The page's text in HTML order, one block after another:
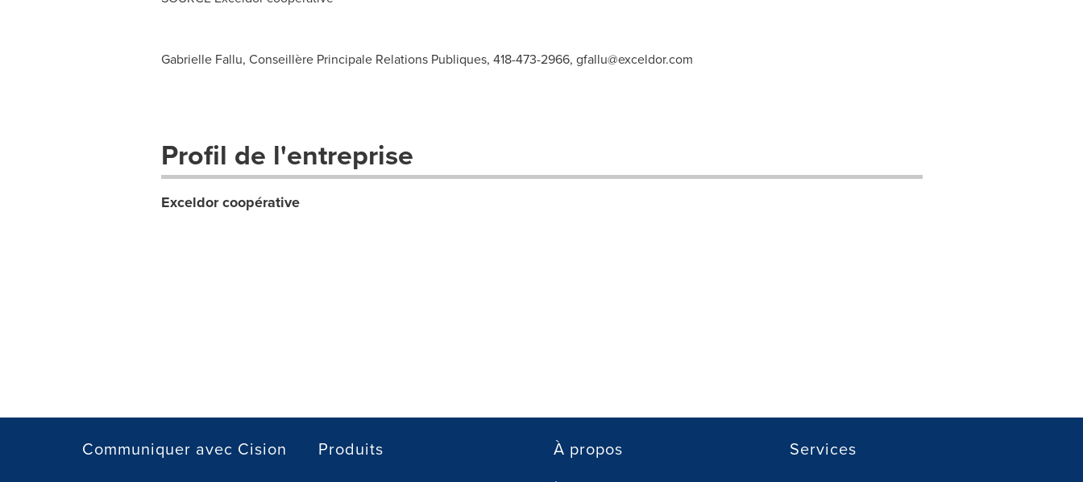
Gabrielle Fallu, Conseillère Principale Relations Publiques, 418-473-2966, gfallu@exceldor.com
Profil de l'entreprise
Exceldor coopérative
Communiquer avec Cision Produits À propos Services